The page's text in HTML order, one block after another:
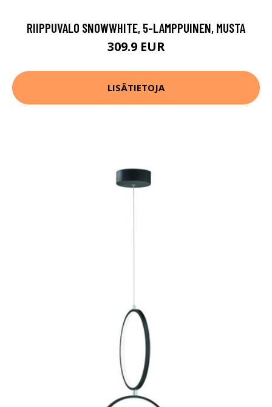
RIIPPUVALO SNOWWHITE, 5-LAMPPUINEN, MUSTA
309.9 EUR
LISÄTIETOJA